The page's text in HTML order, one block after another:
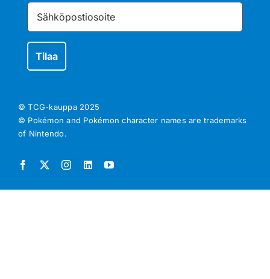
© TCG-kauppa 2025
© Pokémon and Pokémon character names are trademarks
of Nintendo.